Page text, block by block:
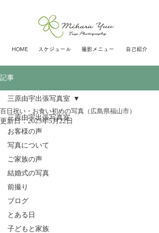
HOME スケジュール 撮影メニュー 自己紹介
記事
三原由宇出張写真室
お客様の声
写真について
ご家族の声
結婚式の写真
前撮り
ブログ
とある日
子どもと家族
三原由宇出張写真室
百日祝い・お食い初めの写真（広島県福山市）
更新日：2025年5月22日